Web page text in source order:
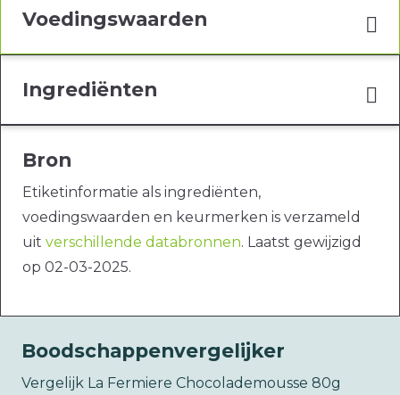
Voedingswaarden
Ingrediënten
Bron
Etiketinformatie als ingrediënten,
voedingswaarden en keurmerken is verzameld
uit verschillende databronnen. Laatst gewijzigd
op 02-03-2025.
Boodschappenvergelijker
Vergelijk La Fermiere Chocolademousse 80g